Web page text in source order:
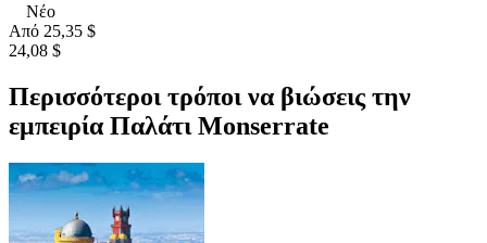
Νέο
Από 25,35 $
24,08 $
Περισσότεροι τρόποι να βιώσεις την
εμπειρία Παλάτι Monserrate